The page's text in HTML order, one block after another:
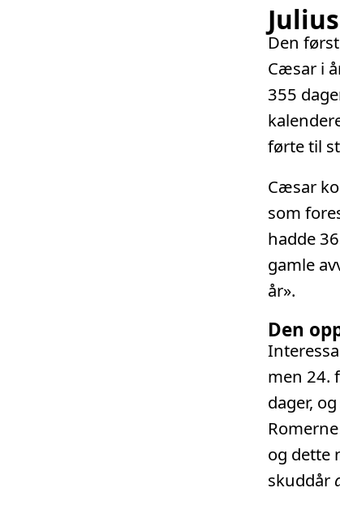
Den
Cæsar i
355
førte til
Cæsar
som
hadde
gamle
år».
Den
men 24.
dager,
og dette
skuddår